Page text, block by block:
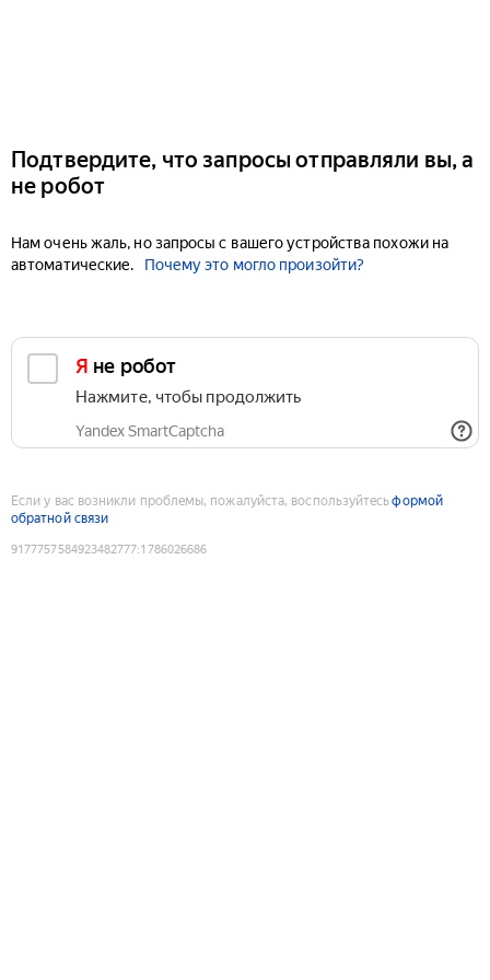
Подтвердите, что запросы отправляли вы, а
не робот
Нам очень жаль, но запросы с вашего устройства похожи на
автоматические.
Почему это могло произойти?
Я не робот
Нажмите, чтобы продолжить
Yandex SmartCaptcha
Если у вас возникли проблемы, пожалуйста, воспользуйтесьформой
обратной связи
9177757584923482777:1786026686